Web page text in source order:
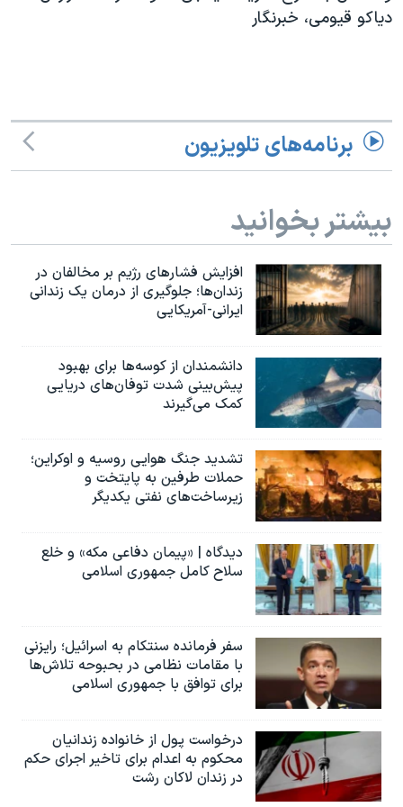
سفر پرزیدنت ترامپ به چین
دیاکو قیومی، خبرنگار
برنامه‌های تلویزیون
بیشتر بخوانید
افزایش فشارهای رژیم بر مخالفان در
زندان‌ها؛ جلوگیری از درمان یک زندانی
ایرانی-آمریکایی
دانشمندان از کوسه‌ها برای بهبود
پیش‌بینی شدت توفان‌های دریایی
کمک می‌گیرند
تشدید جنگ هوایی روسیه و اوکراین؛
حملات طرفین به پایتخت‌ و
زیرساخت‌های نفتی یکدیگر
دیدگاه | «پیمان دفاعی مکه» و خلع
سلاح کامل جمهوری اسلامی
سفر فرمانده سنتکام به اسرائیل؛ رایزنی
با مقامات نظامی در بحبوحه تلاش‌ها
برای توافق با جمهوری اسلامی
درخواست پول از خانواده زندانیان
محکوم به‌ اعدام برای تاخیر اجرای حکم
در زندان لاکان رشت